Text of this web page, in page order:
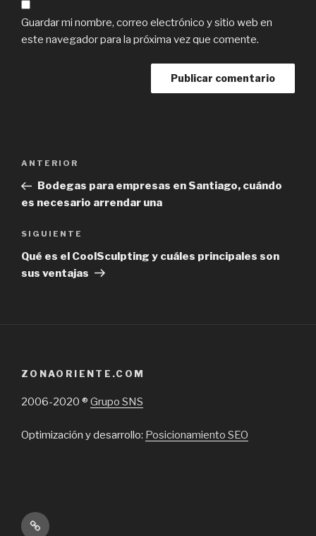
Guardar mi nombre, correo electrónico y sitio web en
este navegador para la próxima vez que comente.
entradas
Previous
Post
ANTERIOR
Bodegas para empresas en Santiago, cuándo
es necesario arrendar una
Next
Post
SIGUIENTE
Qué es el CoolSculpting y cuáles principales son
sus ventajas
ZONAORIENTE.COM
2006-2020 ® Grupo SNS
Optimización y desarrollo: Posicionamiento SEO
Inicio